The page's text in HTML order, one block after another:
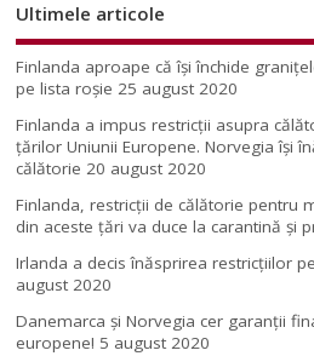
Ultimele articole
Finlanda aproape că își închide
pe lista roșie 25 august 2020
Finlanda a impus restricţii asupra
ţărilor Uniunii Europene. Norvegia își
călătorie 20 august 2020
Finlanda, restricţii de călătorie pentru
din aceste ţări va duce la carantină şi
Irlanda a decis înăsprirea restricțiilor
august 2020
Danemarca și Norvegia cer garanții
europene! 5 august 2020